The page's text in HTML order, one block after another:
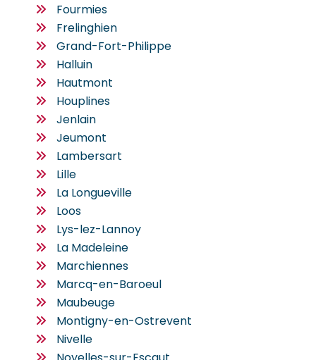
Fourmies
Frelinghien
Grand-Fort-Philippe
Halluin
Hautmont
Houplines
Jenlain
Jeumont
Lambersart
Lille
La Longueville
Loos
Lys-lez-Lannoy
La Madeleine
Marchiennes
Marcq-en-Baroeul
Maubeuge
Montigny-en-Ostrevent
Nivelle